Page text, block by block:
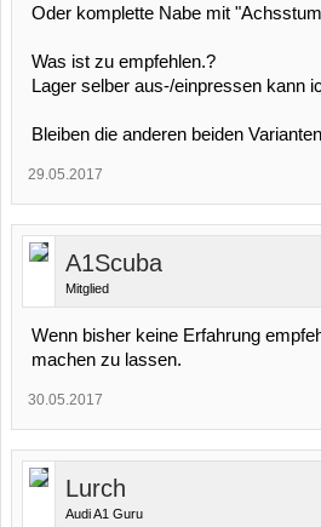
Oder komplette Nabe mit
Was ist zu empfehlen.?
Lager selber aus-/einpressen kann
Bleiben die anderen beiden
29.05.2017
A1Scuba
Mitglied
Wenn bisher keine Erfahrung
machen zu lassen.
30.05.2017
Lurch
Audi A1 Guru